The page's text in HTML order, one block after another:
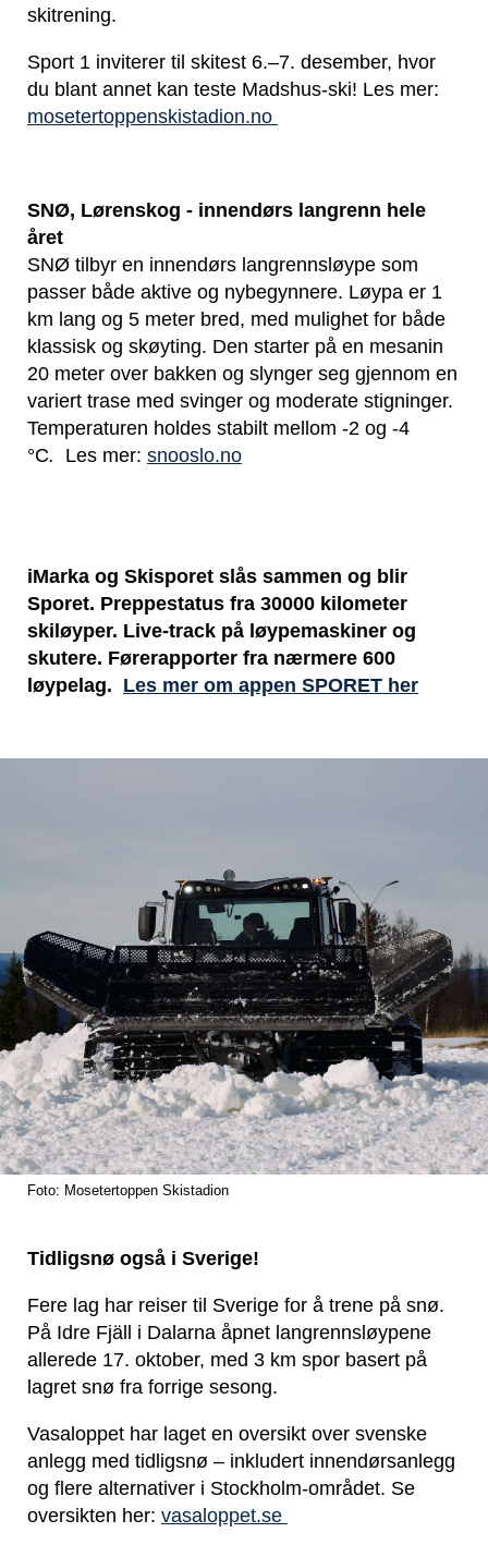
skitrening.
Sport 1 inviterer til skitest 6.–7. desember, hvor
du blant annet kan teste Madshus-ski! Les mer:
mosetertoppenskistadion.no
SNØ, Lørenskog - innendørs langrenn hele
året
SNØ tilbyr en innendørs langrennsløype som
passer både aktive og nybegynnere. Løypa er 1
km lang og 5 meter bred, med mulighet for både
klassisk og skøyting. Den starter på en mesanin
20 meter over bakken og slynger seg gjennom en
variert trase med svinger og moderate stigninger.
Temperaturen holdes stabilt mellom -2 og -4
°C. Les mer: snooslo.no
iMarka og Skisporet slås sammen og blir
Sporet. Preppestatus fra 30000 kilometer
skiløyper. Live-track på løypemaskiner og
skutere. Førerapporter fra nærmere 600
løypelag. Les mer om appen SPORET her
Foto: Mosetertoppen Skistadion
Tidligsnø også i Sverige!
Fere lag har reiser til Sverige for å trene på snø.
På Idre Fjäll i Dalarna åpnet langrennsløypene
allerede 17. oktober, med 3 km spor basert på
lagret snø fra forrige sesong.
Vasaloppet har laget en oversikt over svenske
anlegg med tidligsnø – inkludert innendørsanlegg
og flere alternativer i Stockholm-området. Se
oversikten her: vasaloppet.se